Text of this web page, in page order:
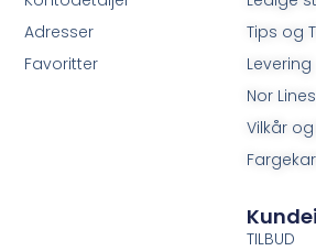
Tips og
Levering
Nor
Vilkår
Adresser
Favoritter
TILBUD